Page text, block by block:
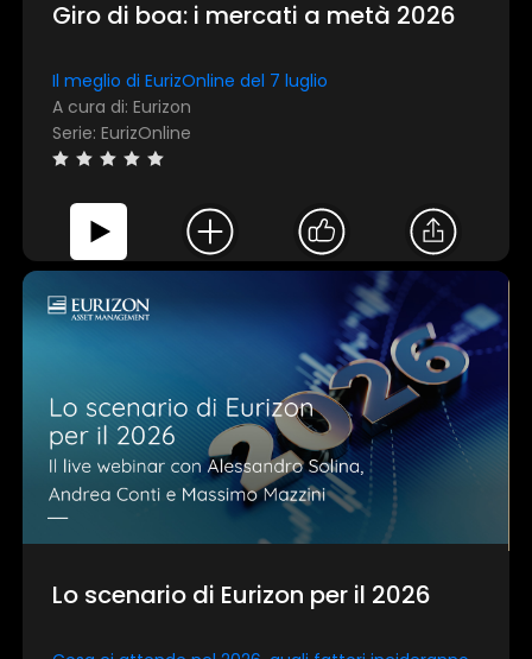
Giro di boa: i mercati a metà 2026
Il meglio di EurizOnline del 7 luglio
A cura di: Eurizon
Serie: EurizOnline
Lo scenario di Eurizon per il 2026